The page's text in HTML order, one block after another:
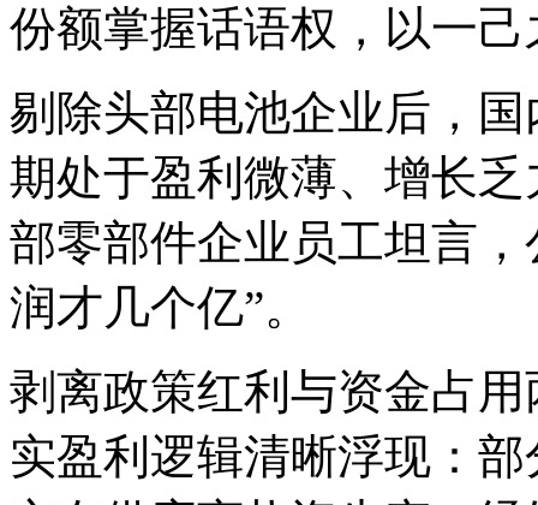
份额掌握话语权，以一
剔除头部电池企业后，
期处于盈利微薄、增长
部零部件企业员工坦言
润才几个亿”。
剥离政策红利与资金占
实盈利逻辑清晰浮现：